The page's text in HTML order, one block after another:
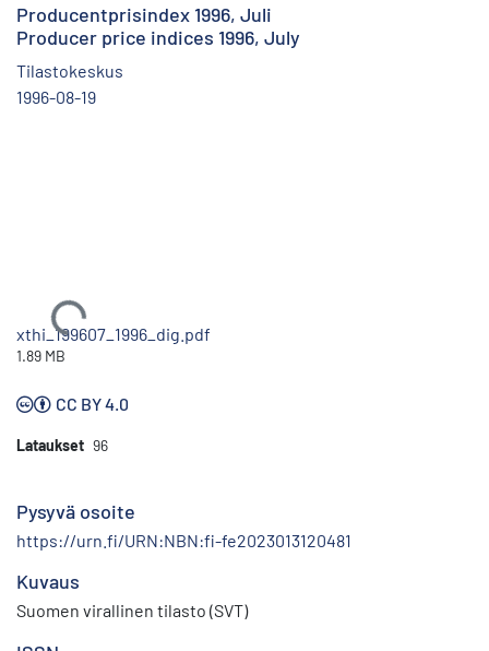
Producentprisindex 1996, Juli
Producer price indices 1996, July
Tilastokeskus
1996-08-19
Ladataan...
xthi_199607_1996_dig.pdf
1.89 MB
CC BY 4.0
Lataukset 96
Pysyvä osoite
https://urn.fi/URN:NBN:fi-fe2023013120481
Kuvaus
Suomen virallinen tilasto (SVT)